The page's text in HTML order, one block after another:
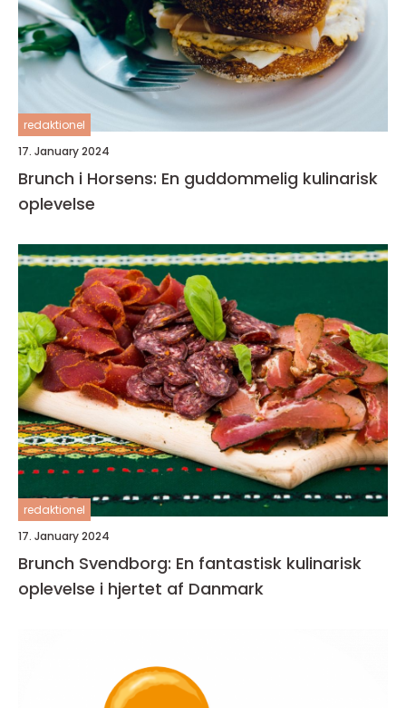
redaktionel
17. January 2024
Brunch i Horsens: En guddommelig kulinarisk
oplevelse
redaktionel
17. January 2024
Brunch Svendborg: En fantastisk kulinarisk
oplevelse i hjertet af Danmark